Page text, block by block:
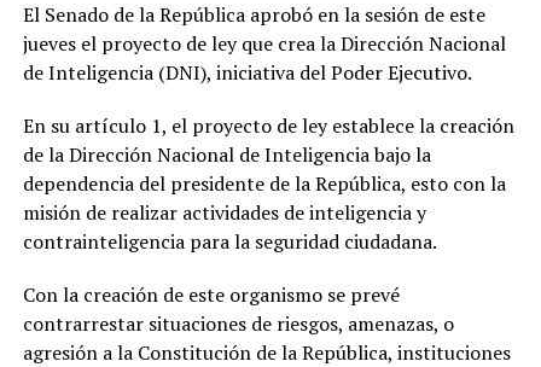
El Senado de la República aprobó en la sesión de este
jueves el proyecto de ley que crea la Dirección Nacional
de Inteligencia (DNI), iniciativa del Poder Ejecutivo.
En su artículo 1, el proyecto de ley establece la creación
de la Dirección Nacional de Inteligencia bajo la
dependencia del presidente de la República, esto con la
misión de realizar actividades de inteligencia y
contrainteligencia para la seguridad ciudadana.
Con la creación de este organismo se prevé
contrarrestar situaciones de riesgos, amenazas, o
agresión a la Constitución de la República, instituciones